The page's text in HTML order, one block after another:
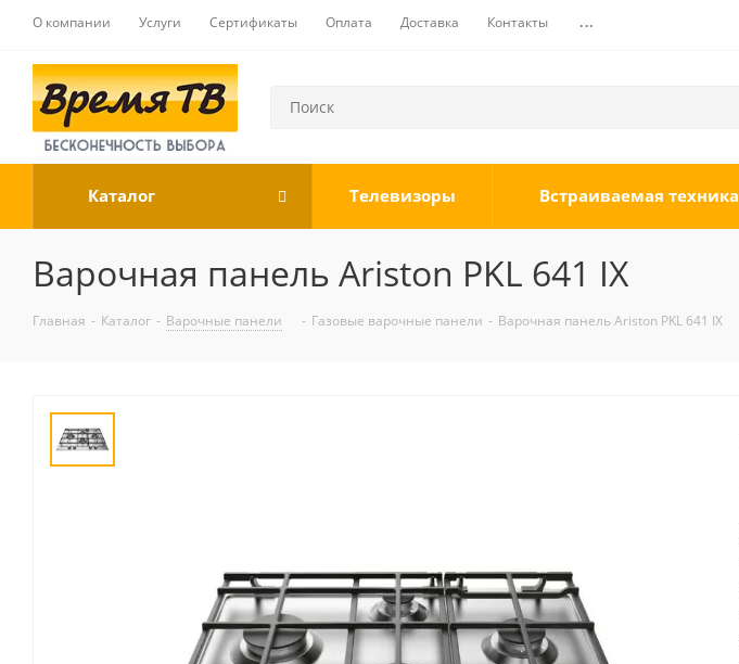
О компании Услуги Сертификаты Оплата Доставка Контакты ...
Каталог Телевизоры Встраиваемая техника
Варочная панель Ariston PKL 641 IX
Главная - Каталог - Варочные панели - Газовые варочные панели - Варочная панель Ariston PKL 641 IX